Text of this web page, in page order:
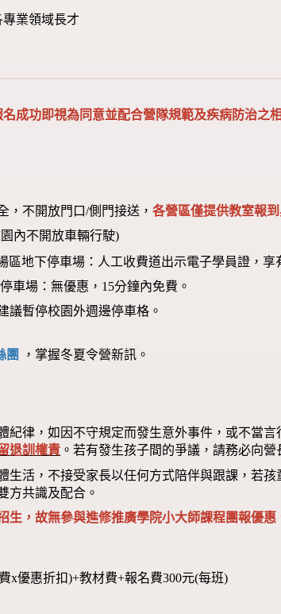
業領域長才
成功即視為同意並配合營隊規範及疾病防治之
，不開放門口/側門接送，各營區僅提供教室報
內不開放車輛行駛)
區地下停車場：人工收費道出示電子學員證，享
車場：無優惠，15分鐘內免費。
議暫停校園外週邊停車格。
團 ，掌握冬夏令營新訊。
紀律，如因不守規定而發生意外事件，或不當
退訓權責 。若有發生孩子間的爭議，請務必向營
生活，不接受家長以任何方式陪伴與跟課，若
方共識及配合。
生，故無參與進修推廣學院小大師課程團報優
x優惠折扣)+教材費+報名費300元(每班)